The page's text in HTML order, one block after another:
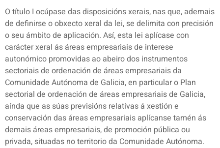
O título I ocúpase das disposicións xerais, nas que, ademais
de definirse o obxecto xeral da lei, se delimita con precisión
o seu ámbito de aplicación. Así, esta lei aplícase con
carácter xeral ás áreas empresariais de interese
autonómico promovidas ao abeiro dos instrumentos
sectoriais de ordenación de áreas empresariais da
Comunidade Autónoma de Galicia, en particular o Plan
sectorial de ordenación de áreas empresariais de Galicia,
aínda que as súas previsións relativas á xestión e
conservación das áreas empresariais aplícanse tamén ás
demais áreas empresariais, de promoción pública ou
privada, situadas no territorio da Comunidade Autónoma.